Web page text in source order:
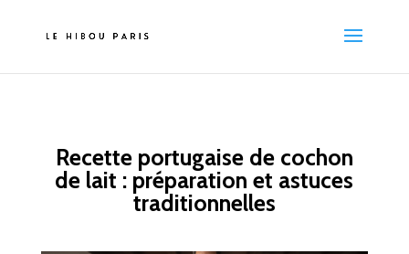
Recette portugaise de cochon
de lait : préparation et astuces
traditionnelles